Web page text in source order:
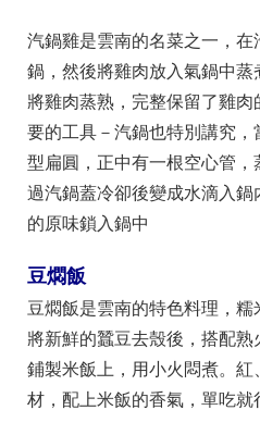
氣鍋雞
「雲南氣鍋雞湯」，鮮嫩雞腿肉搭
態式美味的完美句點。(圖片/欣傳
鍋，然後將雞肉放入氣鍋中蒸
將雞肉蒸熟，完整保留了雞肉
要的工具－汽鍋也特別講究
型扁圓，正中有一根空心管，
過汽鍋蓋冷卻後變成水滴入鍋